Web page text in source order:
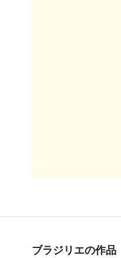
ブラジリエの作品